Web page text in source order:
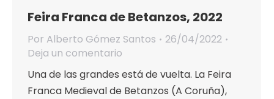
Feira Franca de Betanzos, 2022
Por Alberto Gómez Santos
26/04/2022
Deja un comentario
Una de las grandes está de vuelta. La Feira
Franca Medieval de Betanzos (A Coruña),